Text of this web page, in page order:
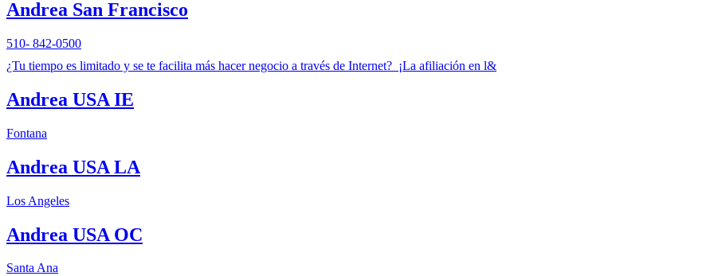
Andrea San Francisco
510- 842-0500
¿Tu tiempo es limitado y se te facilita más hacer negocio a través de Internet? ¡La afiliación en l&
Andrea USA IE
Fontana
Andrea USA LA
Los Angeles
Andrea USA OC
Santa Ana